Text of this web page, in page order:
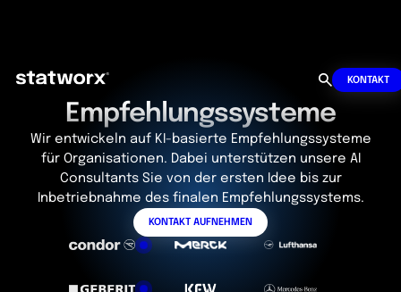
KONTAKT
Empfehlungs­systeme
Wir entwickeln auf KI-basierte Empfehlungssysteme
für Organisationen. Dabei unterstützen unsere AI
Consultants Sie von der ersten Idee bis zur
Inbetriebnahme des finalen Empfehlungssystems.
KONTAKT AUFNEHMEN